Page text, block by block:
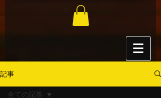
記事
全ての記事